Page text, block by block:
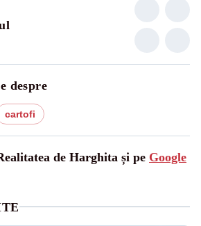
despre
cartofi
de Harghita și pe Google